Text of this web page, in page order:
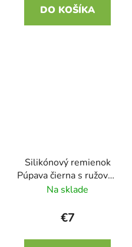
DO KOŠÍKA
Silikónový remienok
Púpava čierna s ružovou
22mm
Na sklade
€7